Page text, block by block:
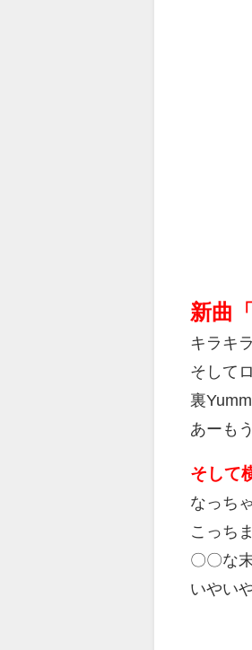
新曲
キラキ
そして
裏
あーも
そして
なっち
こっち
〇〇な
いやい